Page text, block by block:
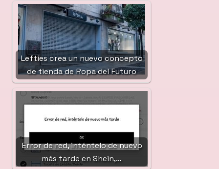
Lefties crea un nuevo concepto
de tienda de Ropa del Futuro
Error de red, inténtelo de nuevo
más tarde en Shein,…